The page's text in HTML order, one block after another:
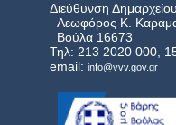
Διεύθυνση Δημαρχείου
Λεωφόρος Κ.
Βούλα 16673
Τηλ: 213 2020 000,
email:info@vvv.gov.gr